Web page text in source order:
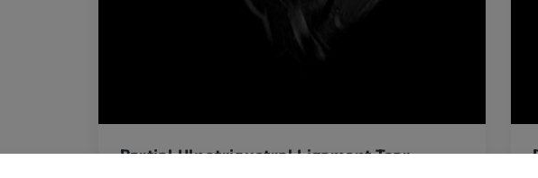
Partial Ulnotriquetral Ligament Tear